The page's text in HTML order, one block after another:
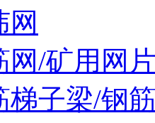
网
网/矿用网
梯子梁/钢